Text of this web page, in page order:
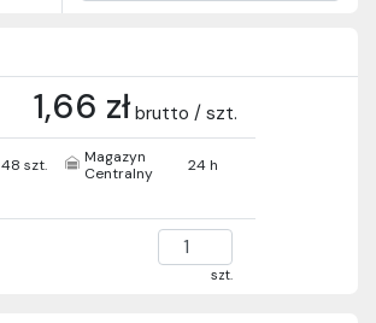
1,66 zł brutto / szt.
48 szt.
Magazyn
Centralny
24 h
szt.